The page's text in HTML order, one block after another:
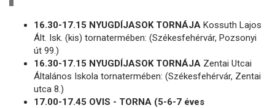
16.30-17.15 NYUGDÍJASOK TORNÁJA Kossuth Lajos
Ált. Isk. (kis) tornatermében: (Székesfehérvár, Pozsonyi
út 99.)
16.30-17.15 NYUGDÍJASOK TORNÁJA Zentai Utcai
Általános Iskola tornatermében: (Székesfehérvár, Zentai
utca 8.)
17.00-17.45 OVIS - TORNA (5-6-7 éves